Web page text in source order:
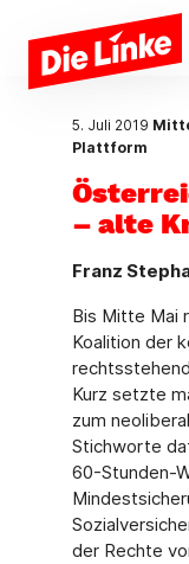
Zum Hauptinhalt
5. Juli 2019
Plattform
– alte
Franz
Bis Mitte Mai
Koalition der
Kurz setzte
zum
Stichworte
60-Stunden-
der Rechte